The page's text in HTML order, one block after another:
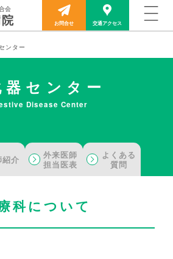
会
お問合せ 交通アクセス
ンター
器センター
Disease Center
紹介
外来医師
担当医表
よくある
質問
科について